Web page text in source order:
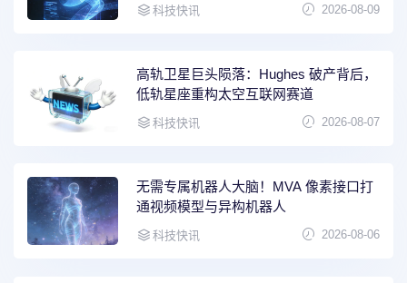
科技快讯 2026-08-09
高轨卫星巨头陨落：Hughes 破产背后，
低轨星座重构太空互联网赛道
科技快讯 2026-08-07
无需专属机器人大脑！MVA 像素接口打
通视频模型与异构机器人
科技快讯 2026-08-06